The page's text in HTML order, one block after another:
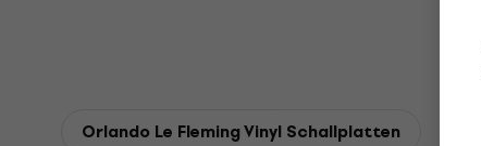
Orlando Le Fleming Vinyl Schallplatten